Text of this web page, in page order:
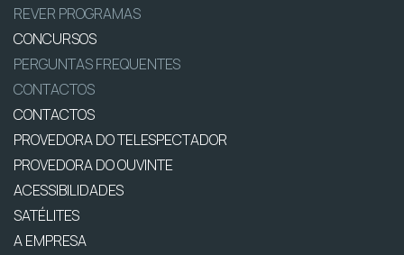
REVER PROGRAMAS
CONCURSOS
PERGUNTAS FREQUENTES
CONTACTOS
CONTACTOS
PROVEDORA DO TELESPECTADOR
PROVEDORA DO OUVINTE
ACESSIBILIDADES
SATÉLITES
A EMPRESA